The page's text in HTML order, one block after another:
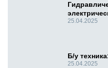
25.04.2025
Б/у
25.04.2025